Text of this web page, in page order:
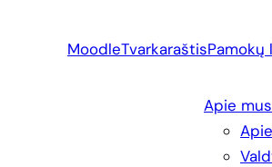
MoodleTvarkaraštisPamokų
Apie mus